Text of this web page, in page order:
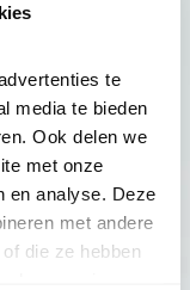
te
media te bieden
Ook delen we
met onze
en analyse. Deze
met andere
die ze hebben